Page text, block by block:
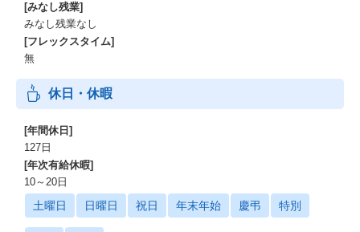
・幅広い業界知識と多面的な視野
・大手クライアント特有の組織構造の把握や課題の深い理解
・高いビジネスレベルの顧客と信頼関係を構築するコミュニケー
ション能力
【キャリアパス】
・国内事業企画
・経営企画室
・海外拠点
など
【企業について】
[みなし残業]
みなし残業なし
[フレックスタイム]
無
休日・休暇
[年間休日]
127日
[年次有給休暇]
10～20日
土曜日 日曜日 祝日 年末年始 慶弔 特別